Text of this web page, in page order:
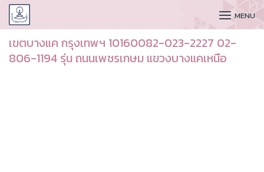
CUDAA MENU
เขตบางแค กรุงเทพฯ 10160082-023-2227 02-
806-1194 รุ่น ถนนเพชรเกษม แขวงบางแคเหนือ